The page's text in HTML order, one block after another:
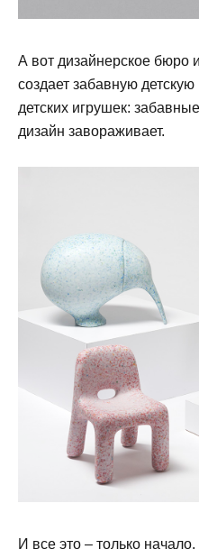
А вот дизайнерское бюро
создает забавную
детских игрушек:
дизайн завораживает.
И все это – только